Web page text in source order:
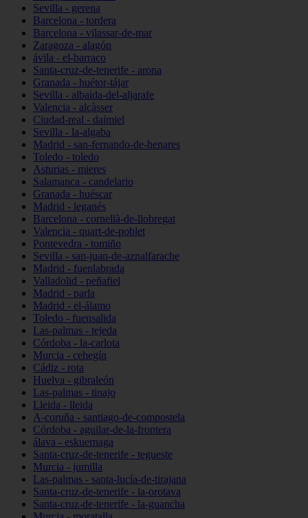
Sevilla - gerena
Barcelona - tordera
Barcelona - vilassar-de-mar
Zaragoza - alagón
ávila - el-barraco
Santa-cruz-de-tenerife - arona
Granada - huétor-tájar
Sevilla - albaida-del-aljarafe
Valencia - alcàsser
Ciudad-real - daimiel
Sevilla - la-algaba
Madrid - san-fernando-de-henares
Toledo - toledo
Asturias - mieres
Salamanca - candelario
Granada - huéscar
Madrid - leganés
Barcelona - cornellà-de-llobregat
Valencia - quart-de-poblet
Pontevedra - tomiño
Sevilla - san-juan-de-aznalfarache
Madrid - fuenlabrada
Valladolid - peñafiel
Madrid - parla
Madrid - el-álamo
Toledo - fuensalida
Las-palmas - tejeda
Córdoba - la-carlota
Murcia - cehegín
Cádiz - rota
Huelva - gibraleón
Las-palmas - tinajo
Lleida - lleida
A-coruña - santiago-de-compostela
Córdoba - aguilar-de-la-frontera
álava - eskuernaga
Santa-cruz-de-tenerife - tegueste
Murcia - jumilla
Las-palmas - santa-lucía-de-tirajana
Santa-cruz-de-tenerife - la-orotava
Santa-cruz-de-tenerife - la-guancha